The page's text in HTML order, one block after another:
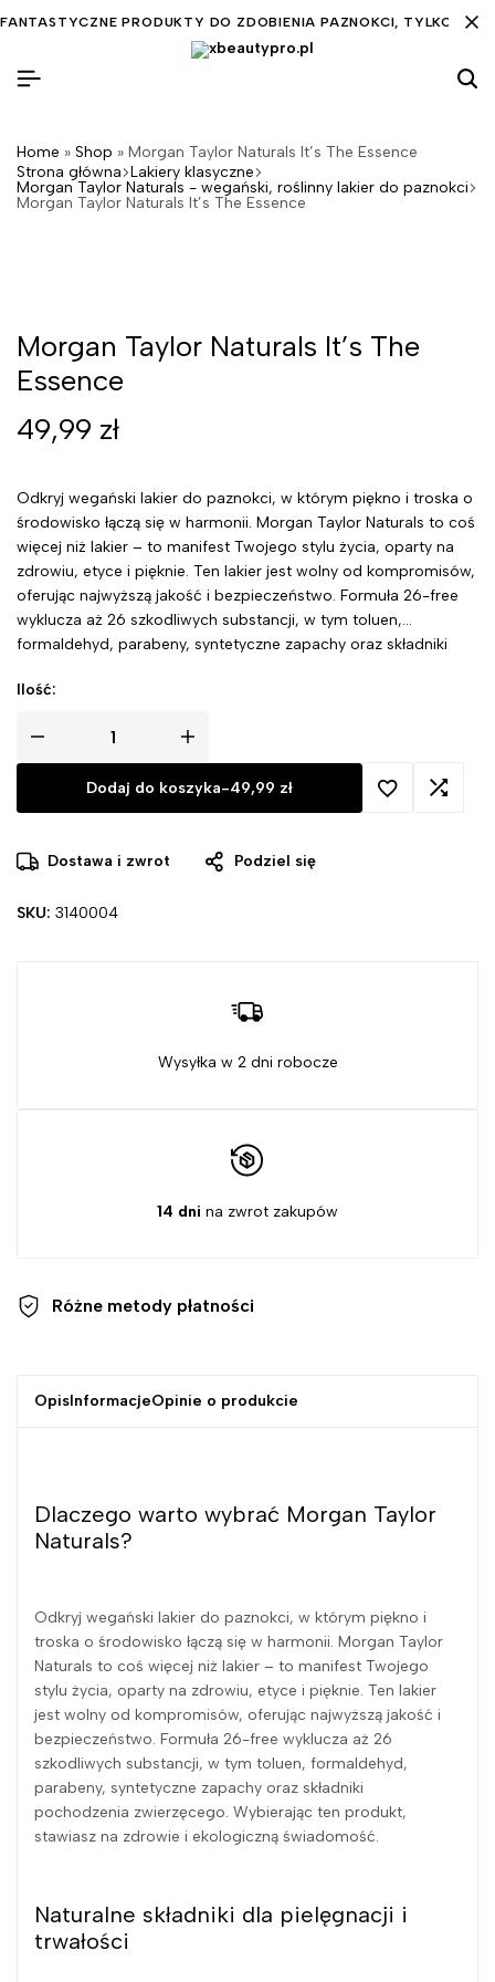
FANTASTYCZNE PRODUKTY DO ZDOBIENIA PAZNOKCI, TYLKO DLA
Home » Shop » Morgan Taylor Naturals It’s The Essence
Strona główna Lakiery klasyczne
Morgan Taylor Naturals - wegański, roślinny lakier do paznokci
Morgan Taylor Naturals It’s The Essence
Morgan Taylor Naturals It’s The
Essence
49,99 zł
Odkryj wegański lakier do paznokci, w którym piękno i troska o
środowisko łączą się w harmonii. Morgan Taylor Naturals to coś
więcej niż lakier – to manifest Twojego stylu życia, oparty na
zdrowiu, etyce i pięknie. Ten lakier jest wolny od kompromisów,
oferując najwyższą jakość i bezpieczeństwo. Formuła 26-free
wyklucza aż 26 szkodliwych substancji, w tym toluen,
formaldehyd, parabeny, syntetyczne zapachy oraz składniki
zdrowie i ekologiczną świadomość.
Ilość:
Dodaj do koszyka-49,99 zł
Dostawa i zwrot Podziel się
SKU: 3140004
Wysyłka w 2 dni robocze
14 dni na zwrot zakupów
Różne metody płatności
OpisInformacjeOpinie o produkcie
Dlaczego warto wybrać Morgan Taylor
Naturals?
Odkryj wegański lakier do paznokci, w którym piękno i
troska o środowisko łączą się w harmonii. Morgan Taylor
Naturals to coś więcej niż lakier – to manifest Twojego
stylu życia, oparty na zdrowiu, etyce i pięknie. Ten lakier
jest wolny od kompromisów, oferując najwyższą jakość i
bezpieczeństwo. Formuła 26-free wyklucza aż 26
szkodliwych substancji, w tym toluen, formaldehyd,
parabeny, syntetyczne zapachy oraz składniki
pochodzenia zwierzęcego. Wybierając ten produkt,
stawiasz na zdrowie i ekologiczną świadomość.
Naturalne składniki dla pielęgnacji i
trwałości